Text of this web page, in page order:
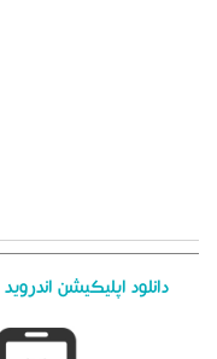
دانلود اپلیکیشن اندروید